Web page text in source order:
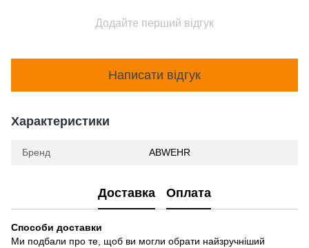
Додайте перший відгук
Написати відгук
Характеристики
Бренд ABWEHR
Доставка Оплата
Способи доставки
Ми подбали про те, щоб ви могли обрати найзручніший